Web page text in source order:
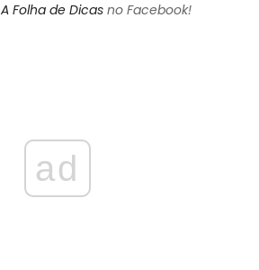
A Folha de Dicas no Facebook!
ad